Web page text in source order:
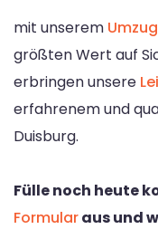
mit unserem
größten Wert auf
erbringen unsere
erfahrenem und
Duisburg.
Fülle noch heute
Formularaus und